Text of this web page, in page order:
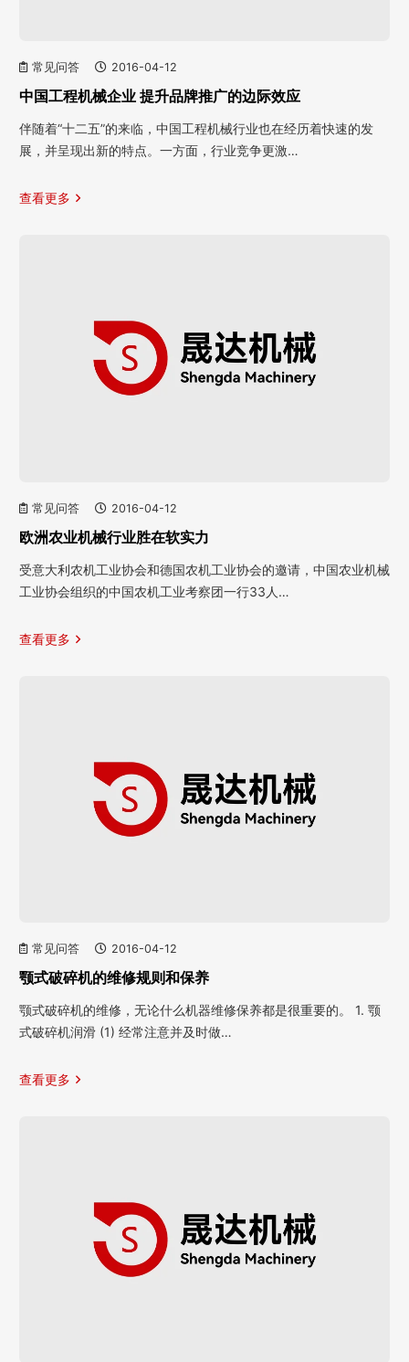
常见问答 2016-04-12
中国工程机械企业 提升品牌推广的边际效应
伴随着“十二五”的来临，中国工程机械行业也在经历着快速的发
展，并呈现出新的特点。一方面，行业竞争更激…
查看更多
常见问答 2016-04-12
欧洲农业机械行业胜在软实力
受意大利农机工业协会和德国农机工业协会的邀请，中国农业机械
工业协会组织的中国农机工业考察团一行33人…
查看更多
常见问答 2016-04-12
颚式破碎机的维修规则和保养
颚式破碎机的维修，无论什么机器维修保养都是很重要的。 1. 颚
式破碎机润滑 (1) 经常注意并及时做…
查看更多